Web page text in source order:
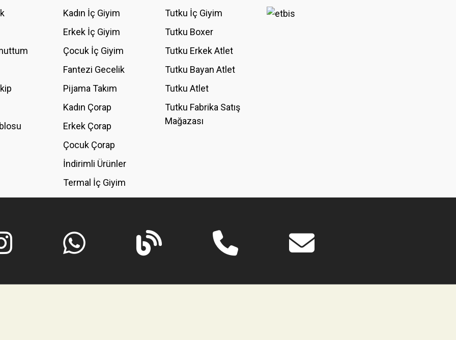
Kadın İç Giyim
Erkek İç Giyim
Çocuk İç Giyim
Fantezi Gecelik
Pijama Takım
Kadın Çorap
Erkek Çorap
Çocuk Çorap
İndirimli Ürünler
Termal İç Giyim
Tutku İç Giyim
Tutku Boxer
Tutku Erkek Atlet
Tutku Bayan Atlet
Tutku Atlet
Tutku Fabrika Satış
Mağazası